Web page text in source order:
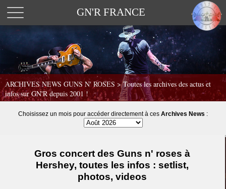
GN'R FRANCE
ARCHIVES NEWS GUNS N' ROSES >Toutes les archives des actus et
infos sur GN'R depuis 2001 !
Choisissez un mois pour accéder directement à ces Archives News :
Gros concert des Guns n' roses à
Hershey, toutes les infos : setlist,
photos, videos